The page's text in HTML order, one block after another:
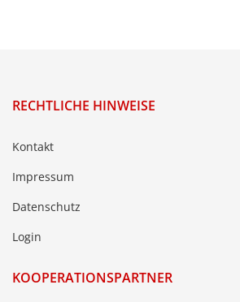
RECHTLICHE HINWEISE
Kontakt
Impressum
Datenschutz
Login
KOOPERATIONSPARTNER